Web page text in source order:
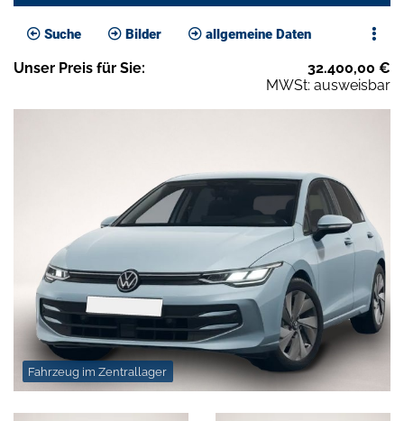
Suche Bilder allgemeine Daten
Unser Preis für Sie: 32.400,00 €
MWSt: ausweisbar
Fahrzeug im Zentrallager